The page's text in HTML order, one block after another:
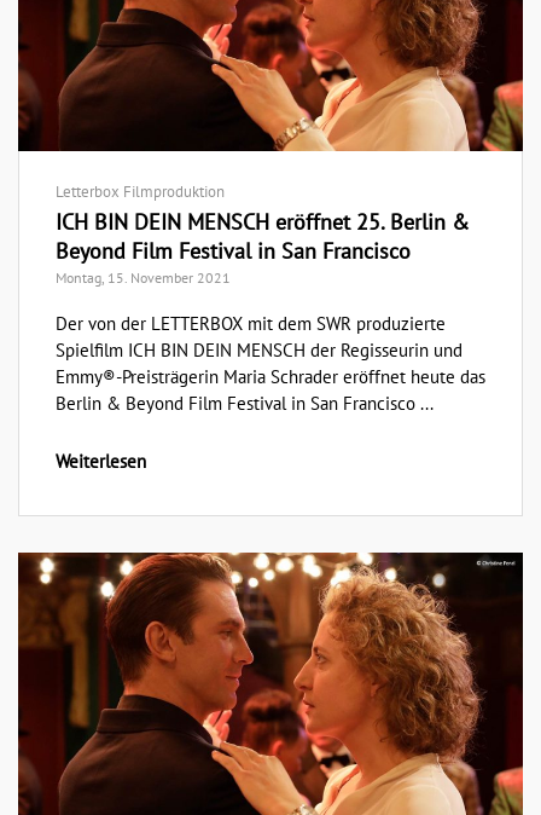
Letterbox Filmproduktion
ICH BIN DEIN MENSCH eröffnet 25. Berlin &
Beyond Film Festival in San Francisco
Montag, 15. November 2021
Der von der LETTERBOX mit dem SWR produzierte
Spielfilm ICH BIN DEIN MENSCH der Regisseurin und
Emmy®-Preisträgerin Maria Schrader eröffnet heute das
Berlin & Beyond Film Festival in San Francisco ...
Weiterlesen